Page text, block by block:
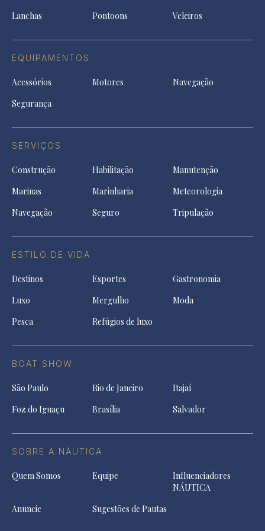
Lanchas
Pontoons Veleiros
EQUIPAMENTOS
Acessórios Motores
Navegação
Segurança
SERVIÇOS
Construção Habilitação
Manutenção
Marinas
Marinharia
Meteorologia
Navegação
Seguro Tripulação
ESTILO DE VIDA
Destinos Esportes
Gastronomia
Luxo
Mergulho
Moda
Pesca
Refúgios de luxo
BOAT SHOW
São Paulo Rio de Janeiro
Itajaí
Foz do Iguaçu
Brasília Salvador
SOBRE A NÁUTICA
Quem Somos Equipe
Influenciadores
NÁUTICA
Anuncie
Sugestões de Pautas